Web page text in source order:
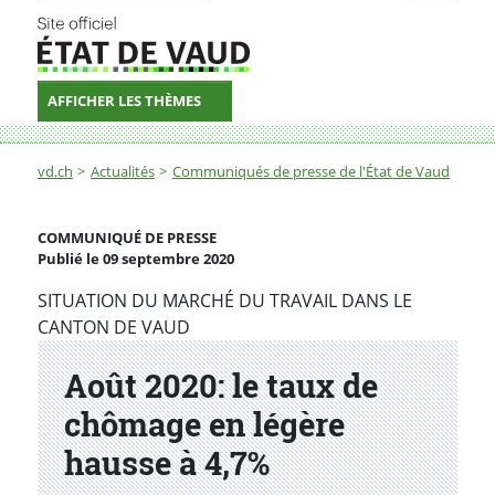
AFFICHER LES THÈMES
Fil d'Ariane
vd.ch Actualités Communiqués de presse de l'État de Vaud
Août 2020: le taux de chômage en légère hausse à 4,7%
Août 2020: le taux de
chômage en légère
hausse à 4,7%
COMMUNIQUÉ DE PRESSE
Publié le 09 septembre 2020
Partenaire(s)
SITUATION DU MARCHÉ DU TRAVAIL DANS LE
CANTON DE VAUD